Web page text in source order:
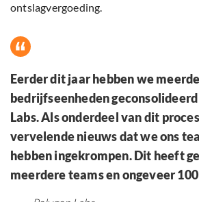
ontslagvergoeding.
Eerder dit jaar hebben we
bedrijfseenheden
Labs. Als onderdeel van dit
vervelende nieuws dat we ons
hebben ingekrompen. Dit heeft
meerdere teams en ongeveer